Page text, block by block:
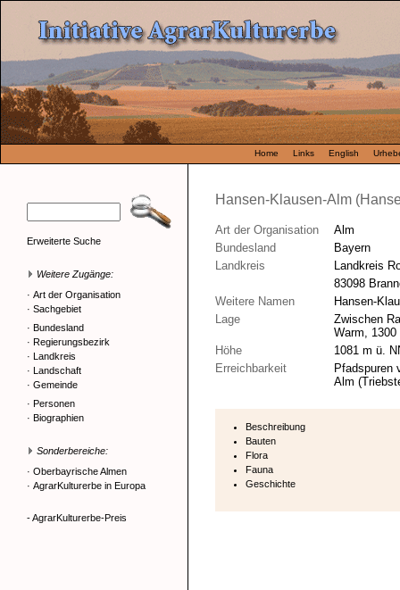
Home Links English
Erweiterte Suche
Weitere Zugänge:
· Art der Organisation
· Sachgebiet
· Bundesland
· Regierungsbezirk
· Landkreis
· Landschaft
· Gemeinde
· Personen
· Biographien
Sonderbereiche:
· Oberbayrische Almen
· AgrarKulturerbe in Europa
- AgrarKulturerbe-Preis
Hansen-Klausen-Alm
Art der Organisation
Alm
Bundesland
Bayern
Landkreis
Landkreis
83098
Weitere Namen
Hansen-
Lage
Zwischen
Warm,
Höhe
1081 m ü.
Erreichbarkeit
Pfadspuren
Alm
Beschreibung
Bauten
Flora
Fauna
Geschichte